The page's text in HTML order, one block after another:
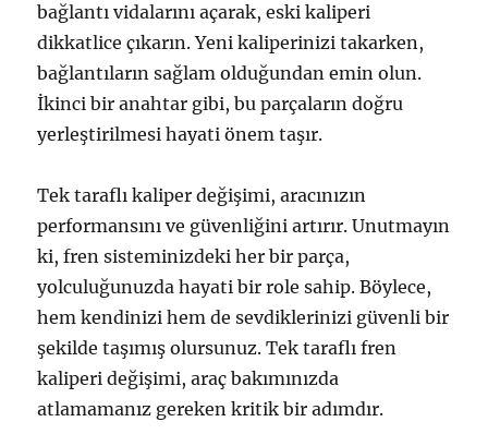
bağlantı vidalarını açarak, eski kaliperi
dikkatlice çıkarın. Yeni kaliperinizi takarken,
bağlantıların sağlam olduğundan emin olun.
İkinci bir anahtar gibi, bu parçaların doğru
yerleştirilmesi hayati önem taşır.
Tek taraflı kaliper değişimi, aracınızın
performansını ve güvenliğini artırır. Unutmayın
ki, fren sisteminizdeki her bir parça,
yolculuğunuzda hayati bir role sahip. Böylece,
hem kendinizi hem de sevdiklerinizi güvenli bir
şekilde taşımış olursunuz. Tek taraflı fren
kaliperi değişimi, araç bakımınızda
atlamamanız gereken kritik bir adımdır.